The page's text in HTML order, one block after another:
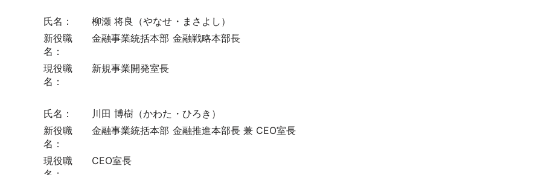
氏名：
柳瀬 将良（やなせ・まさよし）
新役職
名：
金融事業統括本部 金融戦略本部長
現役職
名：
新規事業開発室長
氏名：
川田 博樹（かわた・ひろき）
新役職
名：
金融事業統括本部 金融推進本部長 兼 CEO室長
現役職
CEO室長